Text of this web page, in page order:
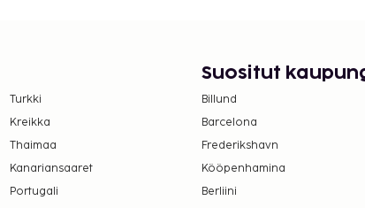
maksut.
yö korkeintaan 3
lapsilta.
maksut.
Turkki
Kreikka
Thaimaa
Kanariansaaret
Portugali
Suositut
Billund
Barcelona
Frederikshavn
Kööpenhamina
Berliini